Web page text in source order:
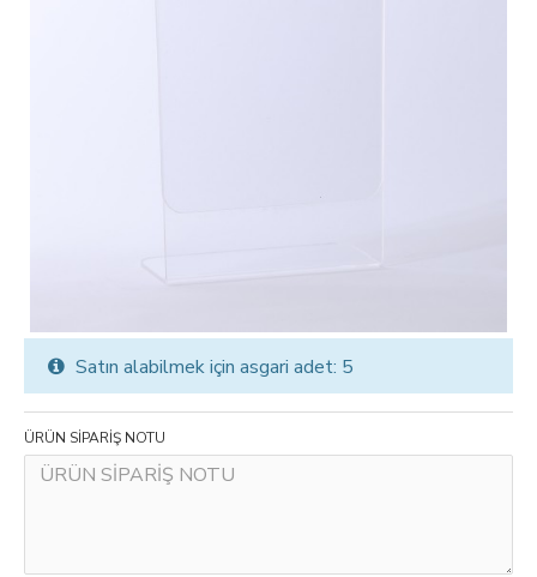
ÜRÜN SİPARİŞ NOTU
Satın alabilmek için asgari adet: 5